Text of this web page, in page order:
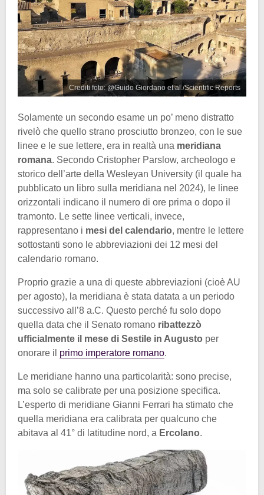
Crediti foto: @Guido Giordano et al./Scientific Reports
Solamente un secondo esame un po’ meno distratto
rivelò che quello strano prosciutto bronzeo, con le sue
linee e le sue lettere, era in realtà una meridiana
romana. Secondo Cristopher Parslow, archeologo e
storico dell’arte della Wesleyan University (il quale ha
pubblicato un libro sulla meridiana nel 2024), le linee
orizzontali indicano il numero di ore prima o dopo il
tramonto. Le sette linee verticali, invece,
rappresentano i mesi del calendario, mentre le lettere
sottostanti sono le abbreviazioni dei 12 mesi del
calendario romano.
Proprio grazie a una di queste abbreviazioni (cioè AU
per agosto), la meridiana è stata datata a un periodo
successivo all’8 a.C. Questo perché fu solo dopo
quella data che il Senato romano ribattezzò
ufficialmente il mese di Sestile in Augusto per
onorare il primo imperatore romano.
Le meridiane hanno una particolarità: sono precise,
ma solo se calibrate per una posizione specifica.
L’esperto di meridiane Gianni Ferrari ha stimato che
quella meridiana era calibrata per qualcuno che
abitava al 41° di latitudine nord, a Ercolano.